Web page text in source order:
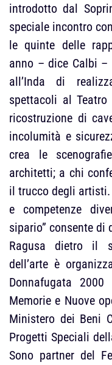
introdotto dal
speciale incontro
le quinte delle
anno – dice Calbi –
all’Inda di
spettacoli al
ricostruzione di
incolumità e
crea le
architetti; a chi
il trucco degli
e competenze
sipario” consente di
Ragusa dietro il
dell’arte è
Donnafugata
Memorie e Nuove
Ministero dei Beni
Progetti Speciali
Sono partner del